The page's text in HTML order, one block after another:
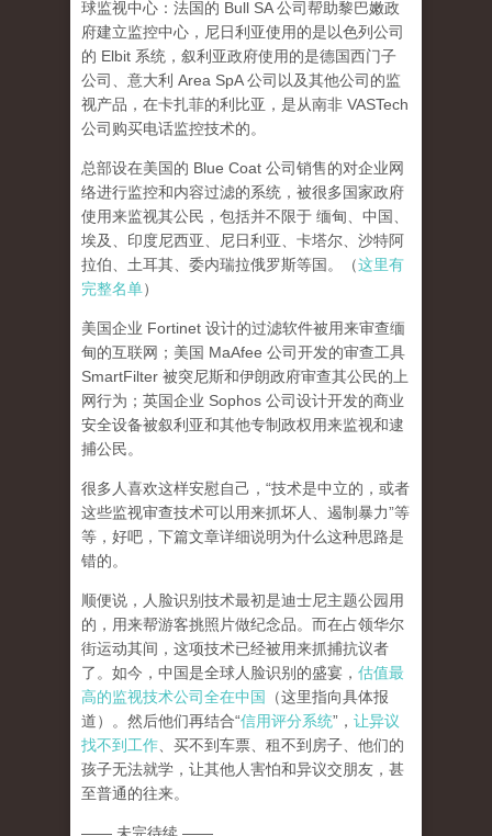
球监视中心：法国的 Bull SA 公司帮助黎巴嫩政
府建立监控中心，尼日利亚使用的是以色列公司
的 Elbit 系统，叙利亚政府使用的是德国西门子
公司、意大利 Area SpA 公司以及其他公司的监
视产品，在卡扎菲的利比亚，是从南非 VASTech
公司购买电话监控技术的。
总部设在美国的 Blue Coat 公司销售的对企业网
络进行监控和内容过滤的系统，被很多国家政府
使用来监视其公民，包括并不限于 缅甸、 中国
埃及、印度尼西亚、尼日利亚、卡塔尔、沙特阿
拉伯、土耳其、委内瑞拉俄罗斯等国。（这里有
完整名单）
美国企业 Fortinet 设计的过滤软件被用来审查缅
甸的互联网；美国 MaAfee 公司开发的审查工具
SmartFilter 被突尼斯和伊朗政府审查其公民的上
网行为；英国企业 Sophos 公司设计开发的商业
安全设备被叙利亚和其他专制政权用来监视和逮
捕公民。
很多人喜欢这样安慰自己，“技术是中立的，或者
这些监视审查技术可以用来抓坏人、遏制暴力”等
等，好吧，下篇文章详细说明为什么这种思路是
错的。
顺便说，人脸识别技术最初是迪士尼主题公园用
的，用来帮游客挑照片做纪念品。而在占领华尔
街运动其间，这项技术已经被用来抓捕抗议者
了。如今，中国是全球人脸识别的盛宴， 估值最
高的监视技术公司全在中国
（这里指向具体报
道）。然后他们再结合“信用评分系统”， 让异议
找不到工作 、买不到车票、租不到房子、他们的
孩子无法就学，让其他人害怕和异议交朋友，甚
至普通的往来。